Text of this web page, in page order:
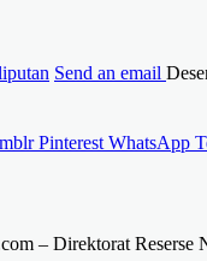
Send an email
Pinterest WhatsApp
– Direktorat